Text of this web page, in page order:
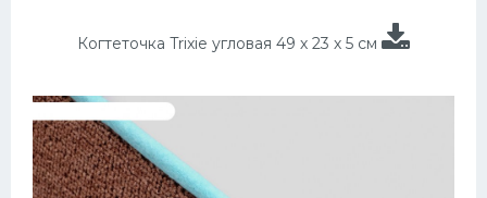
Когтеточка Trixie угловая 49 х 23 х 5 см